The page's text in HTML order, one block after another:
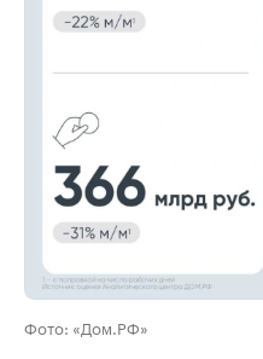
Фото: «Дом.РФ»